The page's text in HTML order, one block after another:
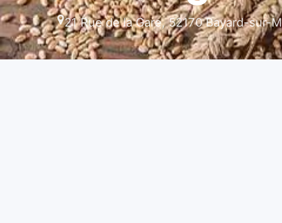
21 Rue de la Gare, 52170 Bayard-sur-